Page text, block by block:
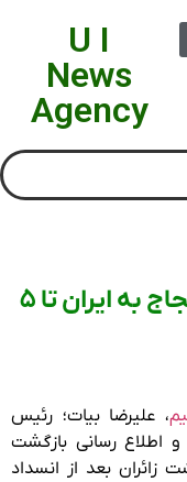
U I
News
Agency
تلاش برای بازگرداندن همه حجاج به ایران تا 5
، علیرضا بیات؛ رئیس
اطلاع رسانی بازگشت
زائران بعد از انسداد